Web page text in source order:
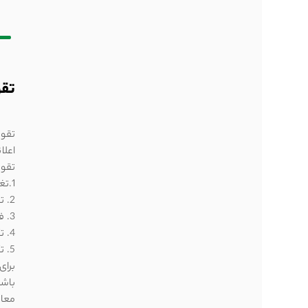
1.تغییرات نرخ های ارز
2. تغییر روند تراکمی بازار فارکس
3. فرصت‌های معاملاتی
4. تأثیر بر نقدهای بانک مرکزی
5. تأثیر بر تراکمی و روزهای معامله